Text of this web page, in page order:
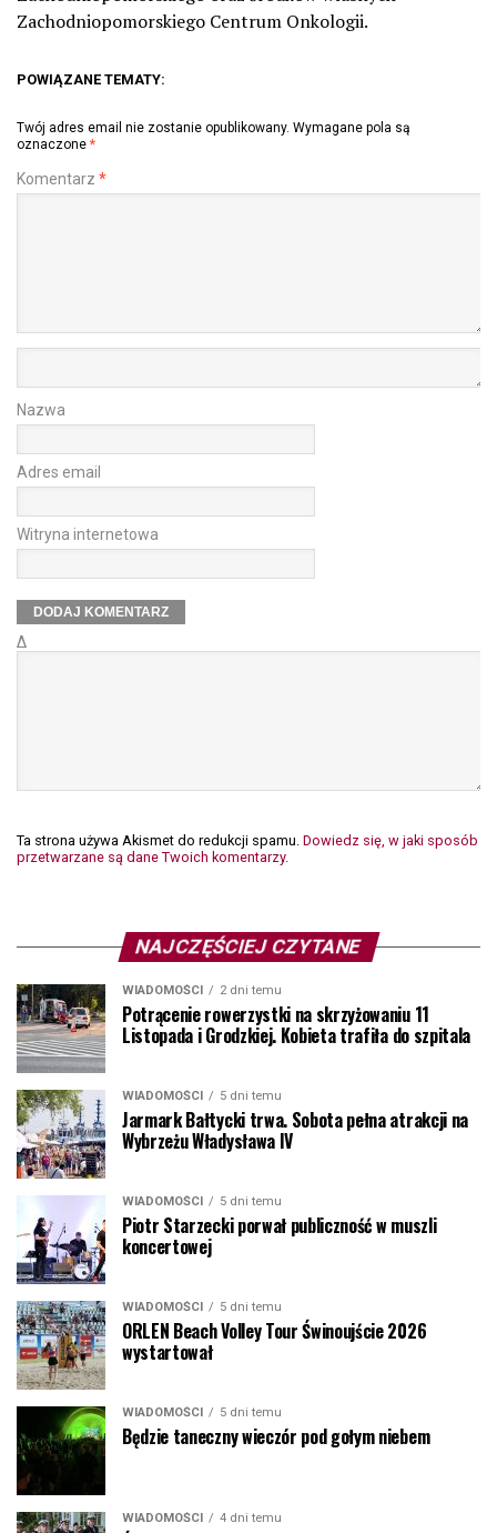
Zachodniopomorskiego Centrum Onkologii.
POWIĄZANE TEMATY:
Twój adres email nie zostanie opublikowany. Wymagane pola są
oznaczone *
Komentarz *
Nazwa
Adres email
Witryna internetowa
Δ
Ta strona używa Akismet do redukcji spamu. Dowiedz się, w jaki sposób
przetwarzane są dane Twoich komentarzy.
NAJCZĘŚCIEJ CZYTANE
WIADOMOŚCI 2 dni temu
Potrącenie rowerzystki na skrzyżowaniu 11
Listopada i Grodzkiej. Kobieta trafiła do szpitala
WIADOMOŚCI 5 dni temu
Jarmark Bałtycki trwa. Sobota pełna atrakcji na
Wybrzeżu Władysława IV
WIADOMOŚCI 5 dni temu
Piotr Starzecki porwał publiczność w muszli
koncertowej
WIADOMOŚCI 5 dni temu
ORLEN Beach Volley Tour Świnoujście 2026
wystartował
WIADOMOŚCI 5 dni temu
Będzie taneczny wieczór pod gołym niebem
WIADOMOŚCI 4 dni temu